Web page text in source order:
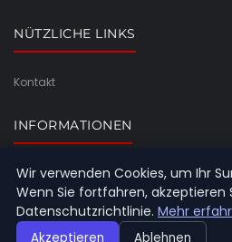
NÜTZLICHE LINKS
Kontakt
INFORMATIONEN
Seitenübersicht
Wir verwenden Cookies, um Ihr
Wenn Sie fortfahren, akzeptieren
Datenschutzrichtlinie. Mehr
Akzeptieren Ablehnen